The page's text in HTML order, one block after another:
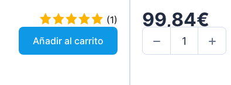
(1)
Añadir al carrito
99,84€